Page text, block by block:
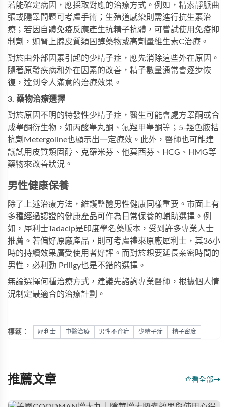
若能確定病因，應採取對應的治療方式。例如，精索靜脈曲
張或隱睾問題可考慮手術；生殖道感染則需進行抗生素治
療；若因自體免疫反應產生抗精子抗體，可嘗試使用免疫抑
制劑，如腎上腺皮質類固醇藥物或高劑量維生素C治療。
對於由外部因素引起的少精子症，應先消除這些外在原因。
隨著原發疾病和外在因素的改善，精子數量通常會逐步恢
復，達到令人滿意的治療效果。
3. 藥物治療選擇
對於原因不明的特發性少精子症，醫生可能會處方睾酮或合
成睾酮衍生物，如丙酸睾丸酮、氟羥甲睾酮等；5-羥色胺拮
抗劑Metergoline也顯示出一定療效。此外，醫師也可能建
議試用皮質類固醇、克羅米芬、他莫西芬、HCG、HMG等
藥物來改善狀況。
男性健康保養
除了上述治療方法，維護整體男性健康同樣重要。市面上有
多種經過認證的健康產品可作為日常保養的輔助選擇。例
如， 犀利士Tadacip是印度學名藥版本，受到許多專業人士
推薦。若偏好原廠產品，則可考慮禮來原廠犀利士 ，其36小
時的持續效果廣受使用者好評。而對於想要延長亲密時間的
男性， 必利勁 Priligy也是不錯的選擇。
無論選擇何種治療方式，建議先諮詢專業醫師，根據個人情
況制定最適合的治療計劃。
標籤： 犀利士 中醫治療 男性不育症 少精子症 精子密度
推薦文章 查看全部→